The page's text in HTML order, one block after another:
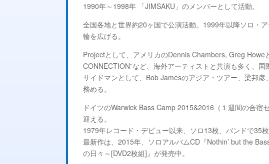
1990年～1998年 「JIMSAKU」のメンバーとして活動。
全国各地と世界約20ヶ国で公演活動。1999年以降ソロ・
輪を広げる。
Projectとして、アメリカのDennis Chambers, Greg Howe
CONNECTION”など、海外アーティストと共演も多く、国
サイドマンとして、Bob Jamesのアジア・ツアー、梁邦
務める。
ドイツのWarwick Bass Camp 2015&2016（１週間の合
迎える。
1979年レコード・デビュー以来、ソロ13枚、バンドで35
最新作は、2015年、ソロアルバムCD『Nothin’ but the
の日々～[DVD2枚組]』が発売中。